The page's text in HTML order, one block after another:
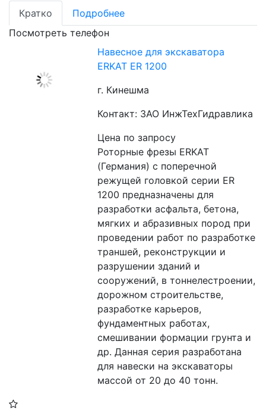
Кратко
Подробнее
Посмотреть телефон
Навесное для экскаватора
ERKAT ER 1200
г. Кинешма
Контакт: ЗАО ИнжТехГидравлика
Цена по запросу
Роторные фрезы ERKAT
(Германия) c поперечной
режущей головкой серии ER
1200 предназначены для
разработки асфальта, бетона,
мягких и абразивных пород при
проведении работ по разработке
траншей, реконструкции и
разрушении зданий и
сооружений, в тоннелестроении,
дорожном строительстве,
разработке карьеров,
фундаментных работах,
смешивании формации грунта и
др. Данная серия разработана
для навески на экскаваторы
массой от 20 до 40 тонн.